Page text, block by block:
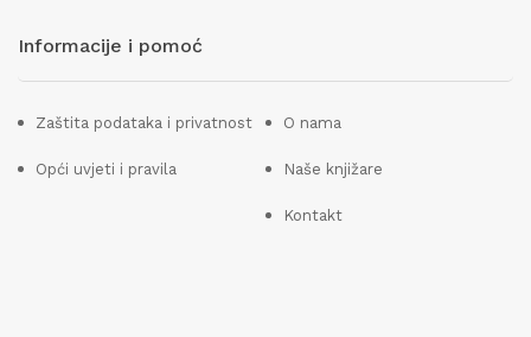
Informacije i pomoć
Zaštita podataka i privatnost
Opći uvjeti i pravila
O nama
Naše knjižare
Kontakt